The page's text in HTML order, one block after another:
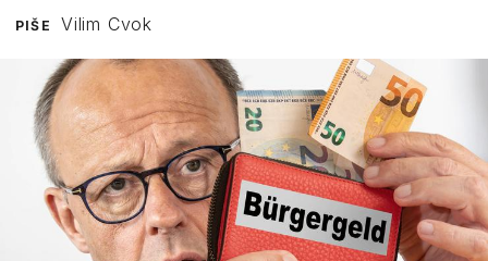
PIŠE Vilim Cvok